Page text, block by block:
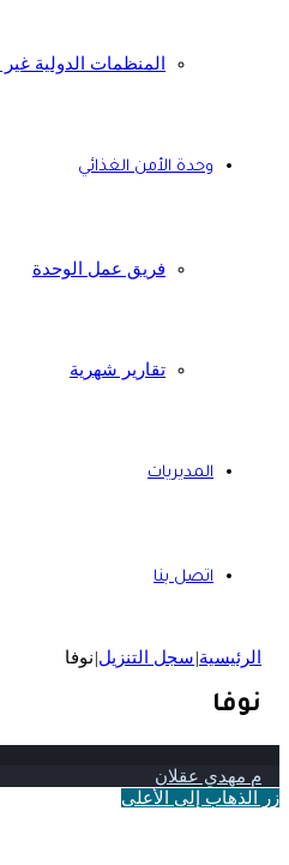
المنظمات الدولية
وحدة الأمن الغذائي
فريق عمل الوحدة
تقارير شهرية
المديريات
اتصل بنا
الرئيسية|سجل التنزيل|نوفا
نوفا
م مهدي عقلان
زر الذهاب إلى الأعلى